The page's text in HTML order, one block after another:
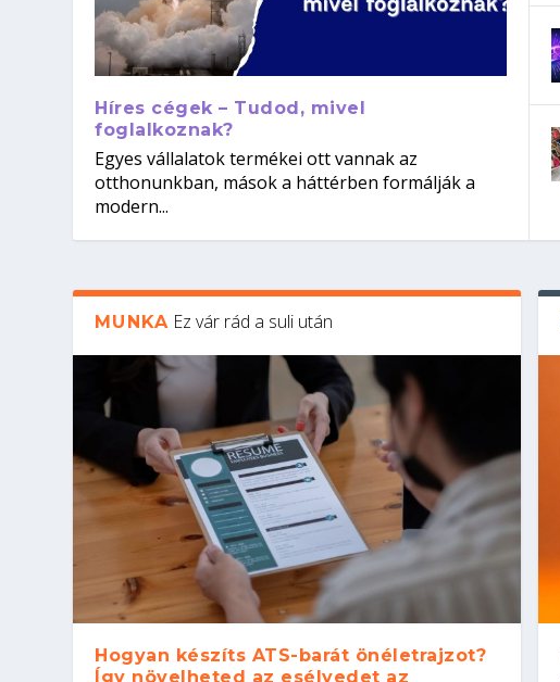
Híres cégek – Tudod, mivel
foglalkoznak?
Egyes vállalatok termékei ott vannak az
otthonunkban, mások a háttérben formálják a
modern...
MUNKA Ez vár rád a suli után
Hogyan készíts ATS-barát önéletrajzot?
Így növelheted az esélyedet az